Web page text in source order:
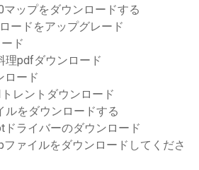
ップをダウンロードする
ードをアップグレード
ド
理pdfダウンロード
ロード
レントダウンロード
ルをダウンロードする
ドライバーのダウンロード
ファイルをダウンロードしてくださ